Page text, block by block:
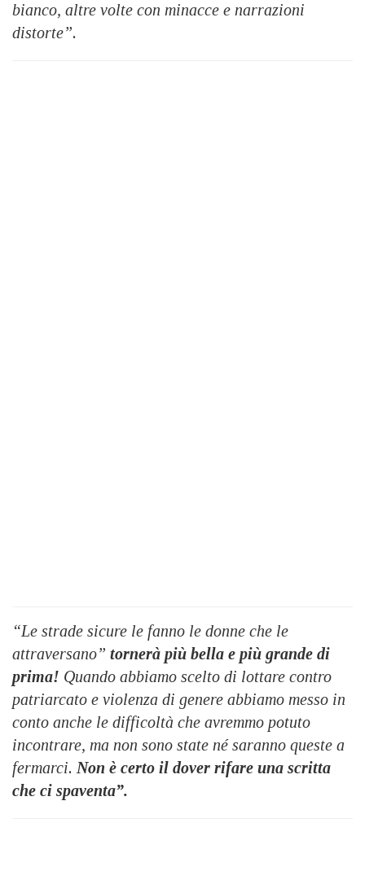
bianco, altre volte con minacce e narrazioni
distorte”.
“Le strade sicure le fanno le donne che le
attraversano” tornerà più bella e più grande di
prima! Quando abbiamo scelto di lottare contro
patriarcato e violenza di genere abbiamo messo in
conto anche le difficoltà che avremmo potuto
incontrare, ma non sono state né saranno queste a
fermarci. Non è certo il dover rifare una scritta
che ci spaventa”.